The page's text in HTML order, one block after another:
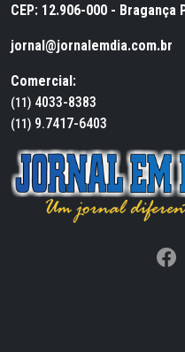
CEP: 12.906-000 - Bragança
jornal@jornalemdia.com.br
Comercial:
(11) 4033-8383
(11) 9.7417-6403